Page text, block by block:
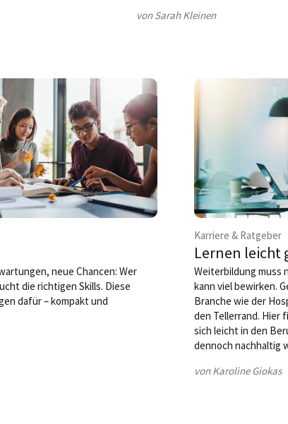
von Sarah Kleinen
neue Chancen: Wer
die richtigen Skills. Diese
dafür – kompakt und
Karriere & Ratgeber
Lernen leicht
Weiterbildung muss
kann viel bewirken.
Branche wie der
den Tellerrand. Hier
sich leicht in den
dennoch nachhaltig
von Karoline Giokas